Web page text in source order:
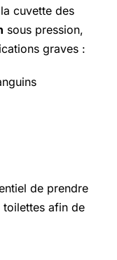
cuvette des
sous pression,
graves :
de prendre
toilettes afin de